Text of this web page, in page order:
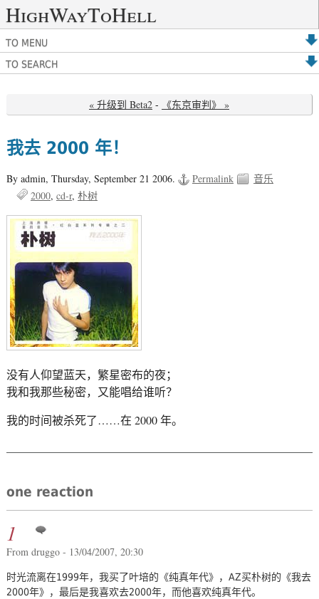
HighWayToHell
TO MENU
TO SEARCH
« 升级到 Beta2 - 《东京审判》 »
我去 2000 年！
By admin, Thursday, September 21 2006. Permalink
音乐
2000 cd-r 朴树
没有人仰望蓝天，繁星密布的夜；
我和我那些秘密，又能唱给谁听？
我的时间被杀死了……在 2000 年。
one reaction
1
From druggo - 13/04/2007, 20:30
时光流离在1999年，我买了叶培的《纯真年代》，AZ买朴树的《我去
2000年》，最后是我喜欢去2000年，而他喜欢纯真年代。